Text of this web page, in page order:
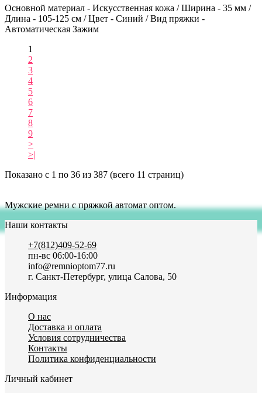
Основной материал - Искусственная кожа / Ширина - 35 мм /
Длина - 105-125 см / Цвет - Синий / Вид пряжки -
Автоматическая Зажим
1
2
3
4
5
6
7
8
9
>
>|
Показано с 1 по 36 из 387 (всего 11 страниц)
Мужские ремни с пряжкой автомат оптом.
Наши контакты
+7(812)409-52-69
пн-вс 06:00-16:00
info@remnioptom77.ru
г. Санкт-Петербург, улица Салова, 50
Информация
О нас
Доставка и оплата
Условия сотрудничества
Контакты
Политика конфиденциальности
Личный кабинет